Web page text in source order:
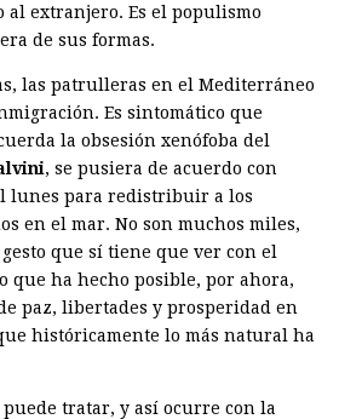
al extranjero. Es el populismo
de sus formas.
las patrulleras en el Mediterráneo
Es sintomático que
la obsesión xenófoba del
, se pusiera de acuerdo con
lunes para redistribuir a los
en el mar. No son muchos miles,
que sí tiene que ver con el
que ha hecho posible, por ahora,
paz, libertades y prosperidad en
históricamente lo más natural ha
tratar, y así ocurre con la